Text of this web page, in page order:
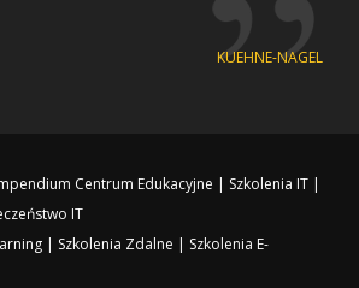
KUEHNE-NAGEL
Centrum Edukacyjne | Szkolenia IT |
IT
| Szkolenia Zdalne | Szkolenia E-